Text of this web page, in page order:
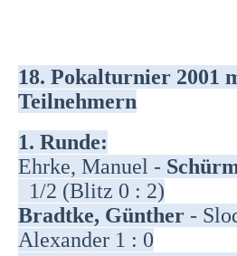
18. Pokalturnier 2001
Teilnehmern
1. Runde:
Ehrke, Manuel -
1/2 (Blitz 0 : 2)
Bradtke, Günther -
Alexander 1 : 0